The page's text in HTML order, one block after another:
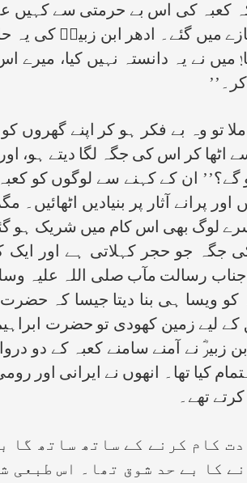
کعبہ کی اس بے حرمتی سے کہیں
میں گئے۔ ادھر ابن زبیرؓ کی یہ
میں نے یہ دانستہ نہیں کیا،
تو وہ بے فکر ہو کر اپنے گھروں
اٹھا کر اس کی جگہ لگا دیتے ہو،
گے؟’’ ان کے کہنے سے لوگوں کو
پرانے آثار پر بنیادیں اٹھائیں۔
لوگ بھی اس کام میں شریک ہو
جگہ جو حجر کہلاتی ہے اور
جناب رسالت مآب صلی اللہ علیہ
کو ویسا ہی بنا دیتا جیسا کہ
لیے زمین کھودی تو حضرت ابراہیم
زبیرؓ نے آمنے سامنے کعبہ کے دو
کیا تھا۔ انھوں نے ایرانی
کرتے تھے۔
کام کرنے کے ساتھ ساتھ گا
کا بے حد شوق تھا۔ اس